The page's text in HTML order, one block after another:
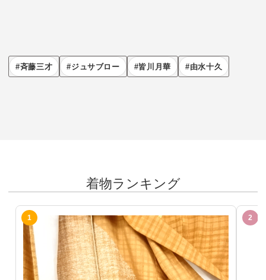
斉藤三才 ジュサブロー 皆川月華 由水十久
着物ランキング